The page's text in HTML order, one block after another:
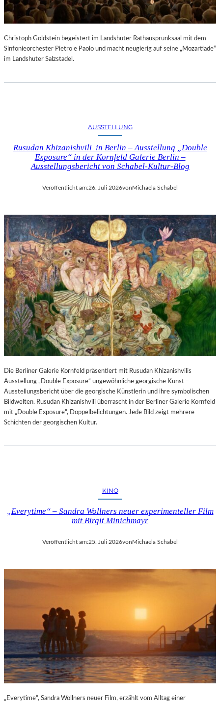
Christoph Goldstein begeistert im Landshuter Rathausprunksaal mit dem
Sinfonieorchester Pietro e Paolo und macht neugierig auf seine „Mozartiade“
im Landshuter Salzstadel.
AUSSTELLUNG
Rusudan Khizanishvili in Berlin – Ausstellung „Double
Exposure“ in der Kornfeld Galerie Berlin –
Ausstellungsbericht von Schabel-Kultur-Blog
Veröffentlicht am:26. Juli 2026von Michaela Schabel
Die Berliner Galerie Kornfeld präsentiert mit Rusudan Khizanishvilis
Ausstellung „Double Exposure“ ungewöhnliche georgische Kunst –
Ausstellungsbericht über die georgische Künstlerin und ihre symbolischen
Bildwelten. Rusudan Khizanishvili überrascht in der Berliner Galerie Kornfeld
mit „Double Exposure“, Doppelbelichtungen. Jede Bild zeigt mehrere
Schichten der georgischen Kultur.
KINO
„Everytime“ – Sandra Wollners neuer experimenteller Film
mit Birgit Minichmayr
Veröffentlicht am:25. Juli 2026von Michaela Schabel
„Everytime“, Sandra Wollners neuer Film, erzählt vom Alltag einer